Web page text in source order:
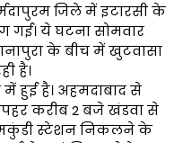
जिले में इटारसी के
गई। ये घटना सोमवार
के बीच में खुटवासा
है।
हुई है। अहमदाबाद से
करीब 2 बजे खंडवा से
स्टेशन निकलने के